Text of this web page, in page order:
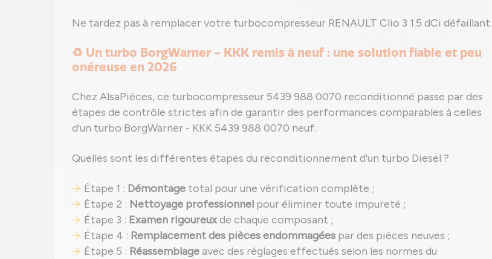
Ne tardez pas à remplacer votre turbocompresseur RENAULT Clio 3 1.5 dCi défaillant.
♻️ Un turbo BorgWarner - KKK remis à neuf : une solution fiable et peu
onéreuse en 2026
Chez AlsaPièces, ce turbocompresseur 5439 988 0070 reconditionné passe par des
étapes de contrôle strictes afin de garantir des performances comparables à celles
d'un turbo BorgWarner - KKK 5439 988 0070 neuf.
Quelles sont les différentes étapes du reconditionnement d'un turbo Diesel ?
Étape 1 : Démontage total pour une vérification complète ;
Étape 2 : Nettoyage professionnel pour éliminer toute impureté ;
Étape 3 : Examen rigoureuxde chaque composant ;
Étape 4 : Remplacement des pièces endommagées par des pièces neuves ;
Étape 5 : Réassemblageavec des réglages effectués selon les normes du